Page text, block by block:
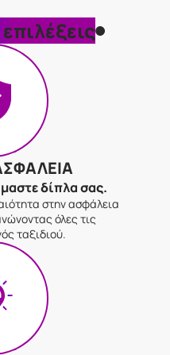
δίπλα σας.
στην ασφάλεια
όλες τις
ταξιδιού.